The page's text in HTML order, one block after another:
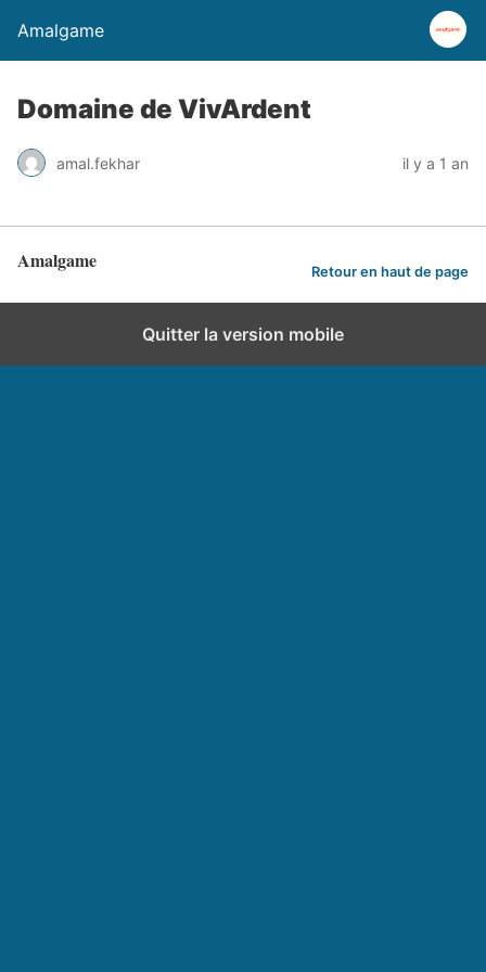
Amalgame
Domaine de VivArdent
amal.fekhar il y a 1 an
Amalgame Retour en haut de page
Quitter la version mobile